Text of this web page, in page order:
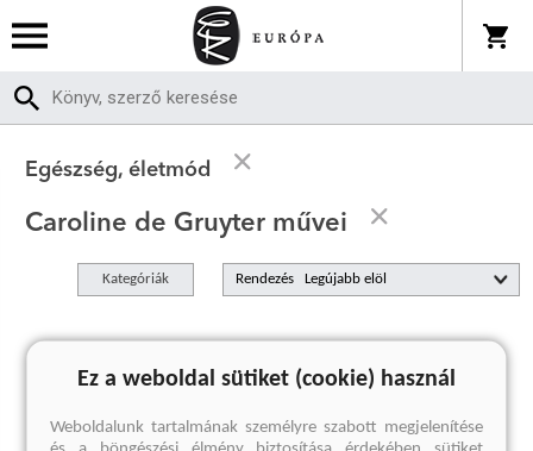
Egészség, életmód
Caroline de Gruyter művei
Kategóriák Rendezés
A keresett kifejezésre nincs találat
Ez a weboldal sütiket (cookie) használ
Weboldalunk tartalmának személyre szabott megjelenítése